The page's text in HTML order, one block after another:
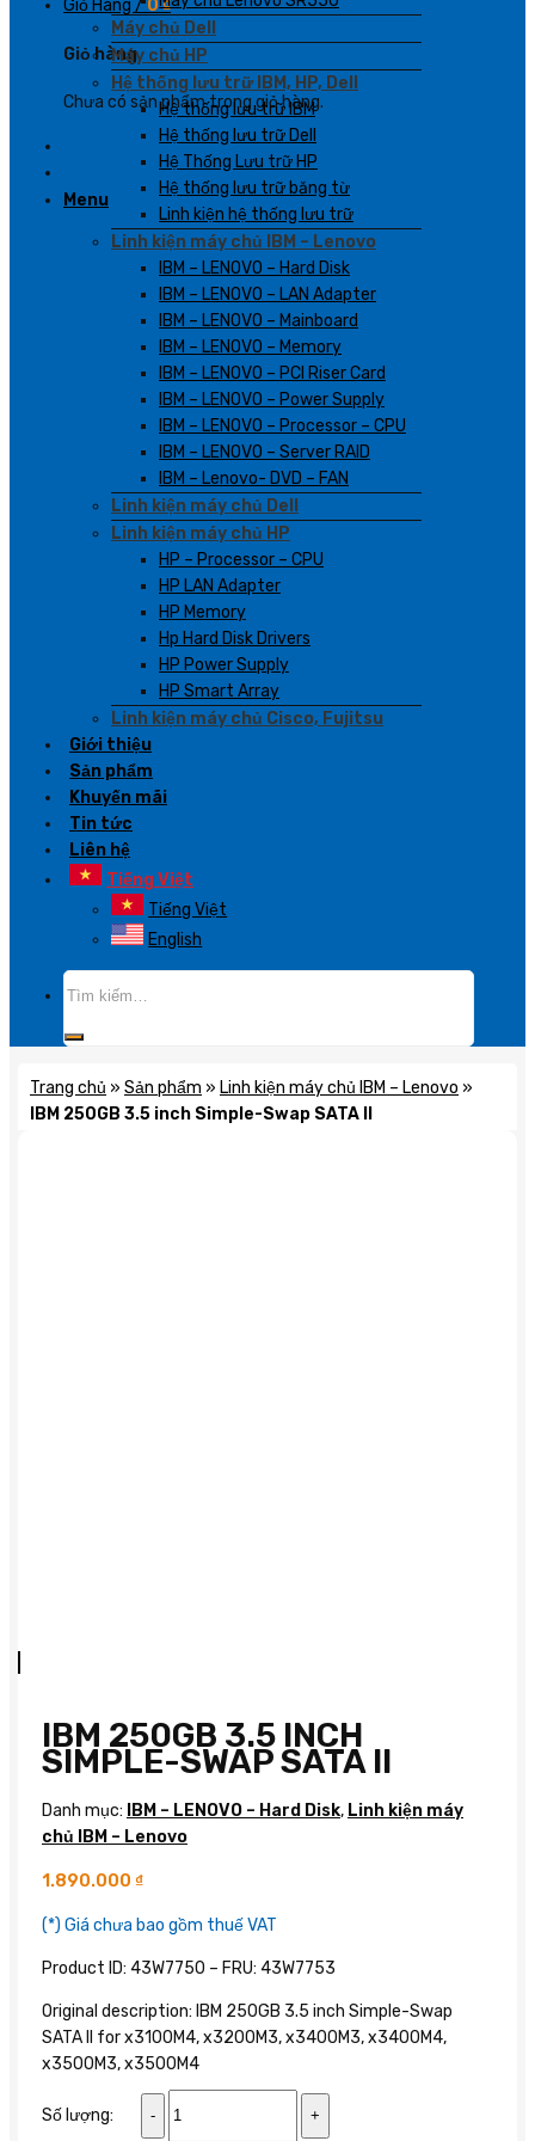
Giỏ Hàng /0₫
Giỏ hàng
Chưa có sản phẩm trong giỏ hàng.
Menu
Máy chủ Dell
Máy chủ HP
Hệ thống lưu trữ IBM, HP, Dell
Hệ thống lưu trữ IBM
Hệ thống lưu trữ Dell
Hệ Thống Lưu trữ HP
Hệ thống lưu trữ băng từ
Linh kiện hệ thống lưu trữ
Linh kiện máy chủ IBM – Lenovo
IBM – LENOVO – Hard Disk
IBM – LENOVO – LAN Adapter
IBM – LENOVO – Mainboard
IBM – LENOVO – Memory
IBM – LENOVO – PCI Riser Card
IBM – LENOVO – Power Supply
IBM – LENOVO – Processor – CPU
IBM – LENOVO – Server RAID
IBM – Lenovo- DVD – FAN
Linh kiện máy chủ Dell
Linh kiện máy chủ HP
HP – Processor – CPU
HP LAN Adapter
HP Memory
Hp Hard Disk Drivers
HP Power Supply
HP Smart Array
Linh kiện máy chủ Cisco, Fujitsu
Giới thiệu
Sản phẩm
Khuyến mãi
Tin tức
Liên hệ
Tiếng Việt
Tiếng Việt
English
Trang chủ » Sản phẩm » Linh kiện máy chủ IBM – Lenovo »
IBM 250GB 3.5 inch Simple-Swap SATA II
IBM 250GB 3.5 INCH
SIMPLE-SWAP SATA II
Danh mục: IBM – LENOVO – Hard Disk, Linh kiện máy
chủ IBM – Lenovo
1.890.000 ₫
(*) Giá chưa bao gồm thuế VAT
Product ID: 43W7750 – FRU: 43W7753
Original description: IBM 250GB 3.5 inch Simple-Swap
SATA II for x3100M4, x3200M3, x3400M3, x3400M4,
x3500M3, x3500M4
Số lượng:
250GB